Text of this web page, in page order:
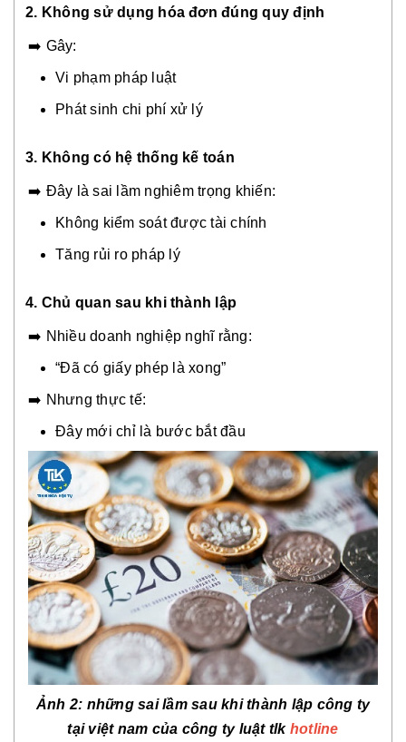
2. Không sử dụng hóa đơn đúng quy định
➡️ Gây:
Vi phạm pháp luật
Phát sinh chi phí xử lý
3. Không có hệ thống kế toán
➡️ Đây là sai lầm nghiêm trọng khiến:
Không kiểm soát được tài chính
Tăng rủi ro pháp lý
4. Chủ quan sau khi thành lập
➡️ Nhiều doanh nghiệp nghĩ rằng:
“Đã có giấy phép là xong”
➡️ Nhưng thực tế:
Đây mới chỉ là bước bắt đầu
Ảnh 2: những sai lầm sau khi thành lập công ty
tại việt nam của công ty luật tlk hotline